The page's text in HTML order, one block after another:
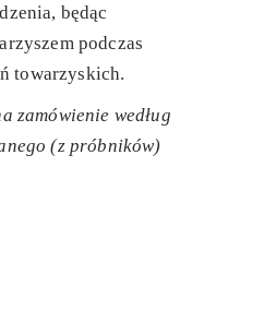
będąc
podczas
towarzyskich.
zamówienie według
(z próbników)